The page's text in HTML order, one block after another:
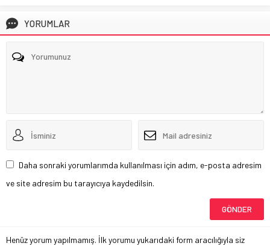
YORUMLAR
Daha sonraki yorumlarımda kullanılması için adım, e-posta adresim
ve site adresim bu tarayıcıya kaydedilsin.
Henüz yorum yapılmamış. İlk yorumu yukarıdaki form aracılığıyla siz